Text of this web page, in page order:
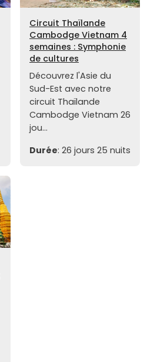
Circuit Thaïlande
Cambodge Vietnam 4
semaines : Symphonie
de cultures
Découvrez l'Asie du
Sud-Est avec notre
circuit Thaïlande
Cambodge Vietnam 26
jou...
Durée: 26 jours 25 nuits